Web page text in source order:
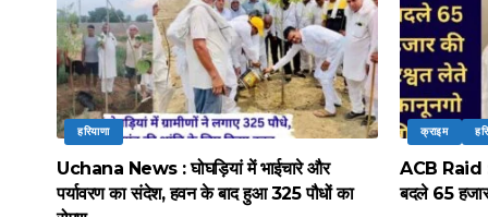
हरियाणा
Uchana News : घोघड़ियां में भाईचारे और
पर्यावरण का संदेश, हवन के बाद हुआ 325 पौधों का
क्राइम
ACB Raid :
बदले 65 हजार